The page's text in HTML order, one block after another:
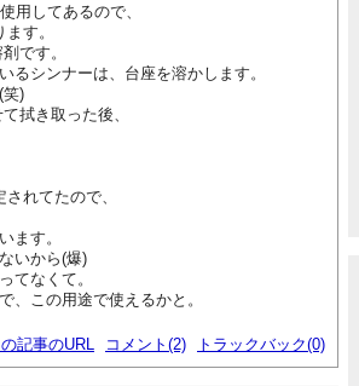
用してあるので、
す。
です。
るシンナーは、台座を溶かします。
笑)
拭き取った後、
れてたので、
ます。
いから(爆)
てなくて。
、この用途で使えるかと。
の記事のURL コメント(2) トラックバック(0)